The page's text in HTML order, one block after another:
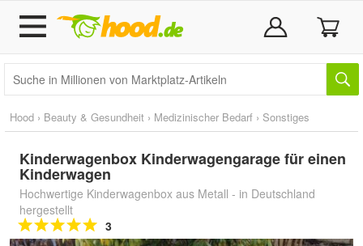
Hood › Beauty & Gesundheit › Medizinischer Bedarf › Sonstiges
Kinderwagenbox Kinderwagengarage für einen
Kinderwagen
Hochwertige Kinderwagenbox aus Metall - in Deutschland
hergestellt
3